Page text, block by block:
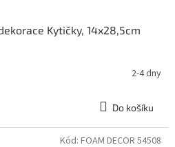
Kytičky, 14x28,5cm
2-4 dny
Do košíku
Kód: FOAM DECOR 54508